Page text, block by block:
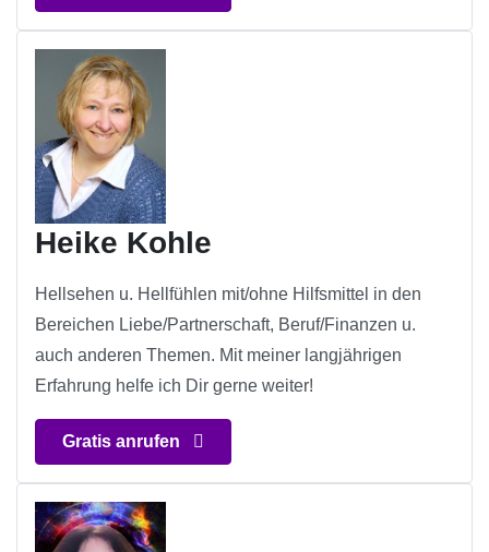
Heike Kohle
Hellsehen u. Hellfühlen mit/ohne Hilfsmittel in den
Bereichen Liebe/Partnerschaft, Beruf/Finanzen u.
auch anderen Themen. Mit meiner langjährigen
Erfahrung helfe ich Dir gerne weiter!
Gratis anrufen